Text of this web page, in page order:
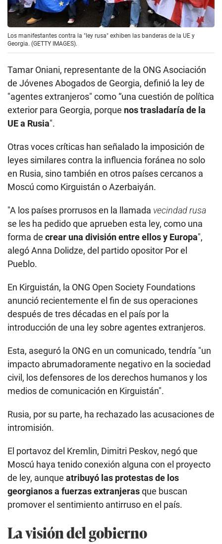
Los manifestantes contra la "ley rusa" exhiben las banderas de la UE y
Georgia. (GETTY IMAGES).
Tamar Oniani, representante de la ONG Asociación
de Jóvenes Abogados de Georgia, definió la ley de
"agentes extranjeros" como “una cuestión de política
exterior para Georgia, porque nos trasladaría de la
UE a Rusia".
Otras voces críticas han señalado la imposición de
leyes similares contra la influencia foránea no solo
en Rusia, sino también en otros países cercanos a
Moscú como Kirguistán o Azerbaiyán.
"A los países prorrusos en la llamada vecindad rusa
se les ha pedido que aprueben esta ley, como una
forma de crear una división entre ellos y Europa",
alegó Anna Dolidze, del partido opositor Por el
Pueblo.
En Kirguistán, la ONG Open Society Foundations
anunció recientemente el fin de sus operaciones
después de tres décadas en el país por la
introducción de una ley sobre agentes extranjeros.
Esta, aseguró la ONG en un comunicado, tendría "un
impacto abrumadoramente negativo en la sociedad
civil, los defensores de los derechos humanos y los
medios de comunicación en Kirguistán".
Rusia, por su parte, ha rechazado las acusaciones de
intromisión.
El portavoz del Kremlin, Dimitri Peskov, negó que
Moscú haya tenido conexión alguna con el proyecto
de ley, aunque atribuyó las protestas de los
georgianos a fuerzas extranjerasque buscan
promover el sentimiento antirruso en el país.
La visión del gobierno